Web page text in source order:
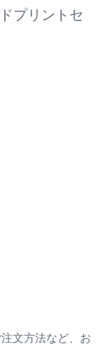
プリントセ
文方法など、お